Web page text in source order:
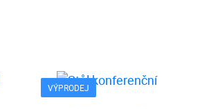
VÝPRODEJ